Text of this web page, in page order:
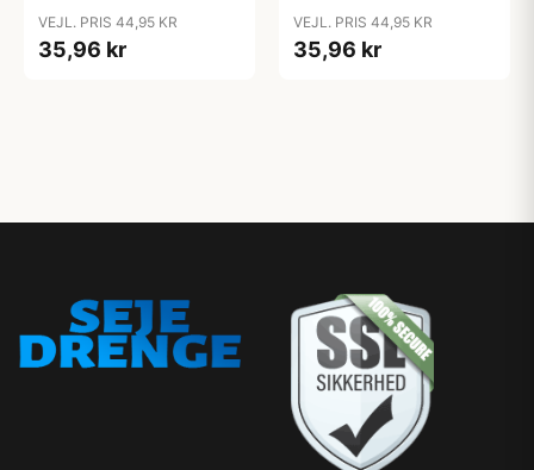
VEJL. PRIS 44,95 KR
35,96 kr
VEJL. PRIS 44,95 KR
35,96 kr